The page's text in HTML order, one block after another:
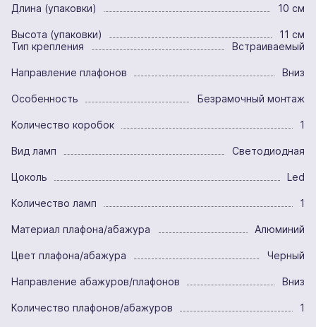
Длина (упаковки) 10 см
Высота (упаковки)
11 см
Тип крепления
Встраиваемый
Направление плафонов Вниз
Особенность Безрамочный монтаж
Количество коробок 1
Вид ламп Светодиодная
Цоколь Led
Количество ламп 1
Материал плафона/абажура Алюминий
Цвет плафона/абажура Черный
Направление абажуров/плафонов Вниз
Количество плафонов/абажуров 1